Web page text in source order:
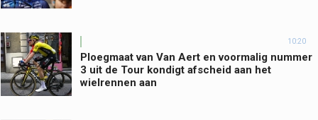
10:20
Ploegmaat van Van Aert en voormalig nummer
3 uit de Tour kondigt afscheid aan het
wielrennen aan